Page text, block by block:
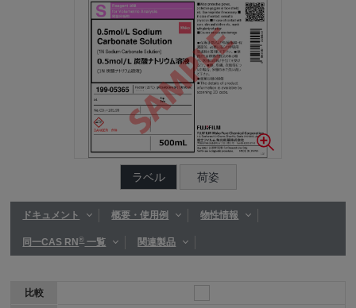
ラベル 荷姿
ドキュメント 概要・使用例 物性情報
同一CAS RN®一覧 関連製品
比較